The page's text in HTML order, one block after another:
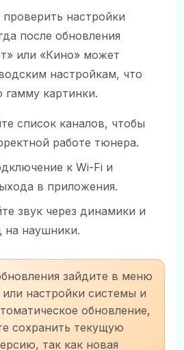
настройки
после обновления
или «Кино» может
настройкам, что
картинки.
список каналов, чтобы
работе тюнера.
к Wi-Fi и
в приложения.
звук через динамики и
наушники.
зайдите в меню
или настройки системы и
обновление,
сохранить текущую
так как новая